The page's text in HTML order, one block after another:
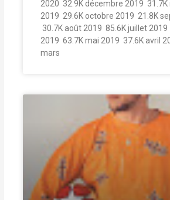
2020  32.9K décembre 2019 
2019  29.6K octobre 2019  21.8K
 30.7K août 2019  85.6K juillet 2019
2019  63.7K mai 2019  37.6K avril
mars